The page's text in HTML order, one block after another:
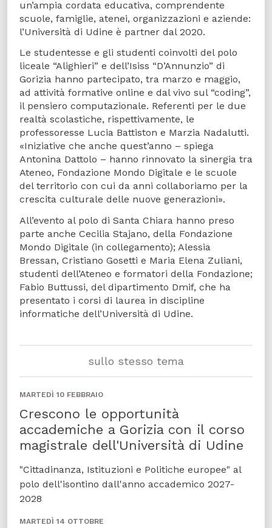
un’ampia cordata educativa, comprendente
scuole, famiglie, atenei, organizzazioni e aziende:
l’Università di Udine è partner dal 2020.
Le studentesse e gli studenti coinvolti del polo
liceale “Alighieri” e dell’Isiss “D’Annunzio” di
Gorizia hanno partecipato, tra marzo e maggio,
ad attività formative online e dal vivo sul “coding”,
il pensiero computazionale. Referenti per le due
realtà scolastiche, rispettivamente, le
professoresse Lucia Battiston e Marzia Nadalutti.
«Iniziative che anche quest’anno – spiega
Antonina Dattolo – hanno rinnovato la sinergia tra
Ateneo, Fondazione Mondo Digitale e le scuole
del territorio con cui da anni collaboriamo per la
crescita culturale delle nuove generazioni».
All’evento al polo di Santa Chiara hanno preso
parte anche Cecilia Stajano, della Fondazione
Mondo Digitale (in collegamento); Alessia
Bressan, Cristiano Gosetti e Maria Elena Zuliani,
studenti dell’Ateneo e formatori della Fondazione;
Fabio Buttussi, del dipartimento Dmif, che ha
presentato i corsi di laurea in discipline
informatiche dell’Università di Udine.
sullo stesso tema
MARTEDÌ 10 FEBBRAIO
Crescono le opportunità
accademiche a Gorizia con il corso
magistrale dell'Università di Udine
"Cittadinanza, Istituzioni e Politiche europee" al
polo dell'isontino dall'anno accademico 2027-
2028
MARTEDÌ 14 OTTOBRE